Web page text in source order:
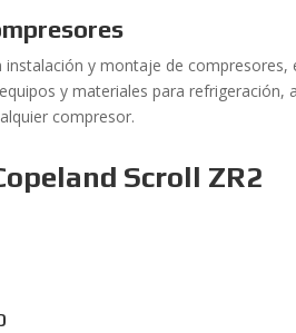
y montaje de
y materiales para refrigeración,
compresor.
Scroll ZR2